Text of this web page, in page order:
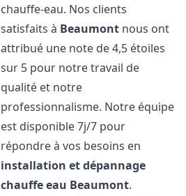
chauffe-eau. Nos clients
satisfaits à Beaumont nous ont
attribué une note de 4,5 étoiles
sur 5 pour notre travail de
qualité et notre
professionnalisme. Notre équipe
est disponible 7j/7 pour
répondre à vos besoins en
installation et dépannage
chauffe eau Beaumont.